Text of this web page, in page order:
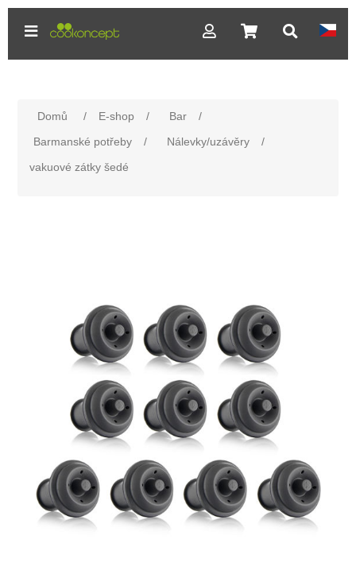
Domů / E-shop / Bar
/
Barmanské potřeby
/ Nálevky/uzávěry
/
vakuové zátky šedé